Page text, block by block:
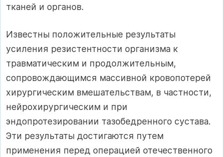
тканей и органов.
Известны положительные результаты
усиления резистентности организма к
травматическим и продолжительным,
сопровождающимся массивной кровопотерей
хирургическим вмешательствам, в частности,
нейрохирургическим и при
эндопротезировании тазобедренного сустава.
Эти результаты достигаются путем
применения перед операцией отечественного